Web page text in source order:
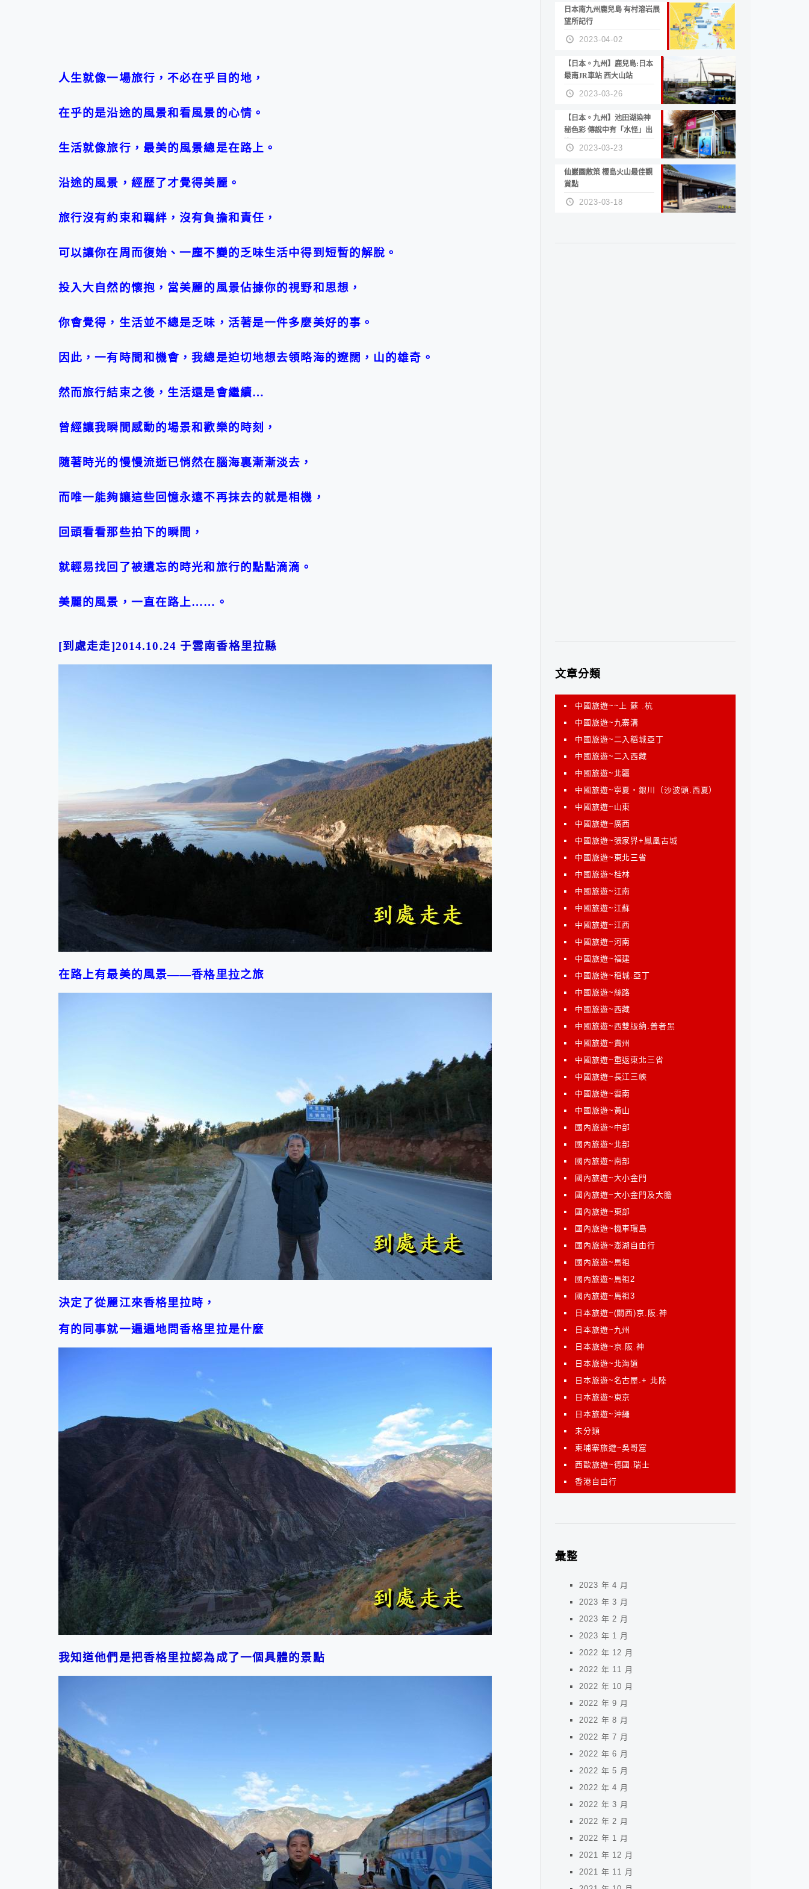
人生就像一場旅行，不必在乎目的地，
在乎的是沿途的風景和看風景的心情。
生活就像旅行，最美的風景總是在路上。
沿途的風景，經歷了才覺得美麗。
旅行沒有約束和羈絆，沒有負擔和責任，
可以讓你在周而復始、一塵不變的乏味生活中得到短暫的解脫。
投入大自然的懷抱，當美麗的風景佔據你的視野和思想，
你會覺得，生活並不總是乏味，活著是一件多麼美好的事。
因此，一有時間和機會，我總是迫切地想去領略海的遼闊，山的雄奇。
然而旅行結束之後，生活還是會繼續…
曾經讓我瞬間感動的場景和歡樂的時刻，
隨著時光的慢慢流逝已悄然在腦海裏漸漸淡去，
而唯一能夠讓這些回憶永遠不再抹去的就是相機，
回頭看看那些拍下的瞬間，
就輕易找回了被遺忘的時光和旅行的點點滴滴。
美麗的風景，一直在路上……。
[到處走走]2014.10.24 于雲南香格里拉縣
在路上有最美的風景——香格里拉之旅
決定了從麗江來香格里拉時，
有的同事就一遍遍地問香格里拉是什麼
我知道他們是把香格里拉認為成了一個具體的景點
日本南九州鹿兒島 有村溶岩展
望所記行
2023-04-02
【日本。九州】鹿兒島:日本
最南JR車站 西大山站
2023-03-26
【日本。九州】池田湖染神
秘色彩 傳說中有「水怪」出
沒
2023-03-23
仙巖園散策 櫻島火山最佳觀
賞點
2023-03-18
文章分類
中國旅遊~~上 蘇 .杭
中國旅遊~九寨溝
中國旅遊~二入稻城亞丁
中國旅遊~二入西藏
中國旅遊~北疆
中國旅遊~寧夏‧銀川（沙波頭.西夏）
中國旅遊~山東
中國旅遊~廣西
中國旅遊~張家界+鳳凰古城
中國旅遊~東北三省
中國旅遊~桂林
中國旅遊~江南
中國旅遊~江蘇
中國旅遊~江西
中國旅遊~河南
中國旅遊~福建
中國旅遊~稻城.亞丁
中國旅遊~絲路
中國旅遊~西藏
中國旅遊~西雙版納.普者黑
中國旅遊~貴州
中國旅遊~重返東北三省
中國旅遊~長江三峽
中國旅遊~雲南
中國旅遊~黃山
國內旅遊~中部
國內旅遊~北部
國內旅遊~南部
國內旅遊~大小金門
國內旅遊~大小金門及大膽
國內旅遊~東部
國內旅遊~機車環島
國內旅遊~澎湖自由行
國內旅遊~馬祖
國內旅遊~馬祖2
國內旅遊~馬祖3
日本旅遊~(關西)京.阪.神
日本旅遊~九州
日本旅遊~京.阪.神
日本旅遊~北海道
日本旅遊~名古屋.+ 北陸
日本旅遊~東京
日本旅遊~沖繩
未分類
柬埔寨旅遊~吳哥窟
西歐旅遊~德國.瑞士
香港自由行
彙整
2023 年 4 月
2023 年 3 月
2023 年 2 月
2023 年 1 月
2022 年 12 月
2022 年 11 月
2022 年 10 月
2022 年 9 月
2022 年 8 月
2022 年 7 月
2022 年 6 月
2022 年 5 月
2022 年 4 月
2022 年 3 月
2022 年 2 月
2022 年 1 月
2021 年 12 月
2021 年 11 月